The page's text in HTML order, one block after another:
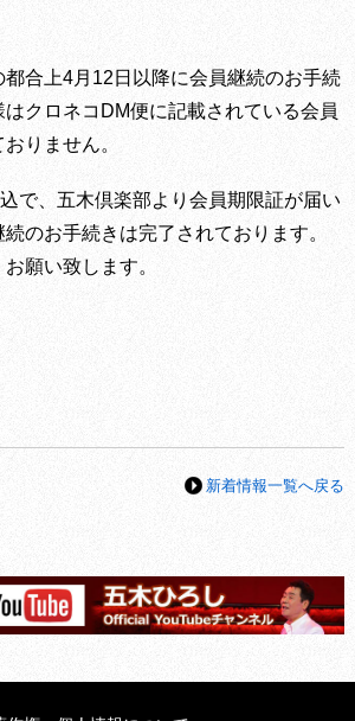
合上4月12日以降に会員継続のお手続
はクロネコDM便に記載されている会員
りません。
で、五木倶楽部より会員期限証が届い
のお手続きは完了されております。
願い致します。
新着情報一覧へ戻る